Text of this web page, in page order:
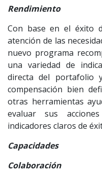
Rendimiento
Con base en el éxito
atención de las
nuevo programa
una variedad de
directa del portafolio
compensación bien
otras herramientas
evaluar sus
indicadores claros de
Capacidades
Colaboración